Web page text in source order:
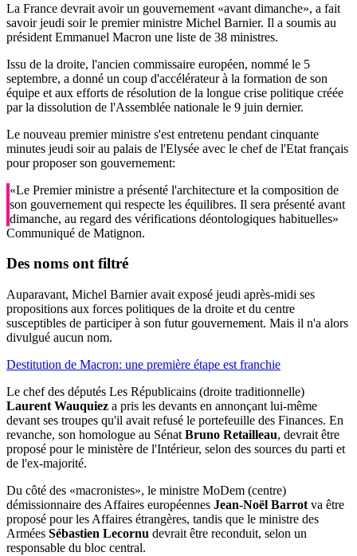
La France devrait avoir un gouvernement «avant dimanche», a fait
savoir jeudi soir le premier ministre Michel Barnier. Il a soumis au
président Emmanuel Macron une liste de 38 ministres.
Issu de la droite, l'ancien commissaire européen, nommé le 5
septembre, a donné un coup d'accélérateur à la formation de son
équipe et aux efforts de résolution de la longue crise politique créée
par la dissolution de l'Assemblée nationale le 9 juin dernier.
Le nouveau premier ministre s'est entretenu pendant cinquante
minutes jeudi soir au palais de l'Elysée avec le chef de l'Etat français
pour proposer son gouvernement:
«Le Premier ministre a présenté l'architecture et la composition de
son gouvernement qui respecte les équilibres. Il sera présenté avant
dimanche, au regard des vérifications déontologiques habituelles»
Communiqué de Matignon.
Des noms ont filtré
Auparavant, Michel Barnier avait exposé jeudi après-midi ses
propositions aux forces politiques de la droite et du centre
susceptibles de participer à son futur gouvernement. Mais il n'a alors
divulgué aucun nom.
Destitution de Macron: une première étape est franchie
Le chef des députés Les Républicains (droite traditionnelle)
Laurent Wauquiez a pris les devants en annonçant lui-même
devant ses troupes qu'il avait refusé le portefeuille des Finances. En
revanche, son homologue au Sénat Bruno Retailleau, devrait être
proposé pour le ministère de l'Intérieur, selon des sources du parti et
de l'ex-majorité.
Du côté des «macronistes», le ministre MoDem (centre)
démissionnaire des Affaires européennes Jean-Noël Barrot va être
proposé pour les Affaires étrangères, tandis que le ministre des
Armées Sébastien Lecornu devrait être reconduit, selon un
responsable du bloc central.